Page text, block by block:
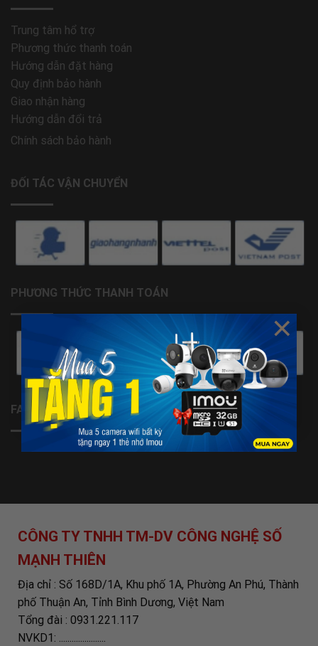
×
Trung tâm hổ trợ
Phương thức thanh toán
Hướng dẫn đặt hàng
Quy định bảo hành
Giao nhận hàng
Hướng dẫn đổi trả
Chính sách bảo hành
ĐỐI TÁC VẬN CHUYỂN
PHƯƠNG THỨC THANH TOÁN
FANPAGE
CÔNG TY TNHH TM-DV CÔNG NGHỆ SỐ
MẠNH THIÊN
Địa chỉ : Số 168D/1A, Khu phố 1A, Phường An Phú, Thành
phố Thuận An, Tỉnh Bình Dương, Việt Nam
Tổng đài : 0931.221.117
NVKD1: ......................